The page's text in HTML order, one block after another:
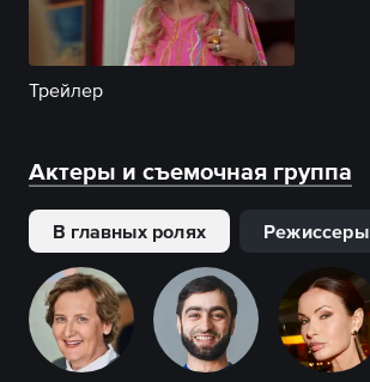
Трейлер
Актеры и съемочная группа
В главных ролях Режиссеры